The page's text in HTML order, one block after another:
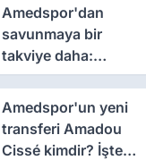
Amedspor'dan
savunmaya bir
takviye daha:
Lumbardh Dellova ile
3 yıllık imza
Amedspor'un yeni
transferi Amadou
Cissé kimdir? İşte